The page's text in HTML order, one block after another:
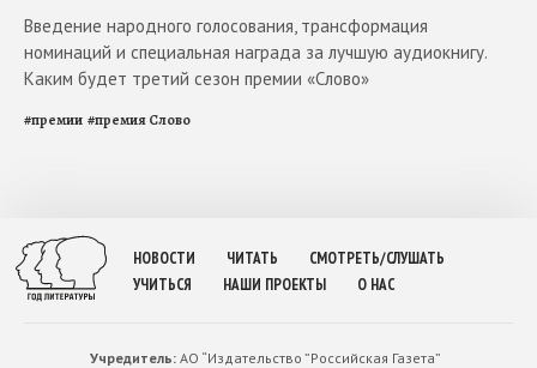
Введение народного голосования, трансформация
номинаций и специальная награда за лучшую аудиокнигу.
Каким будет третий сезон премии «Слово»
#премии #премия Слово
НОВОСТИ ЧИТАТЬ
СМОТРЕТЬ/СЛУШАТЬ
УЧИТЬСЯ
НАШИ ПРОЕКТЫ О НАС
Учредитель:АО “Издательство ”Российская Газета”